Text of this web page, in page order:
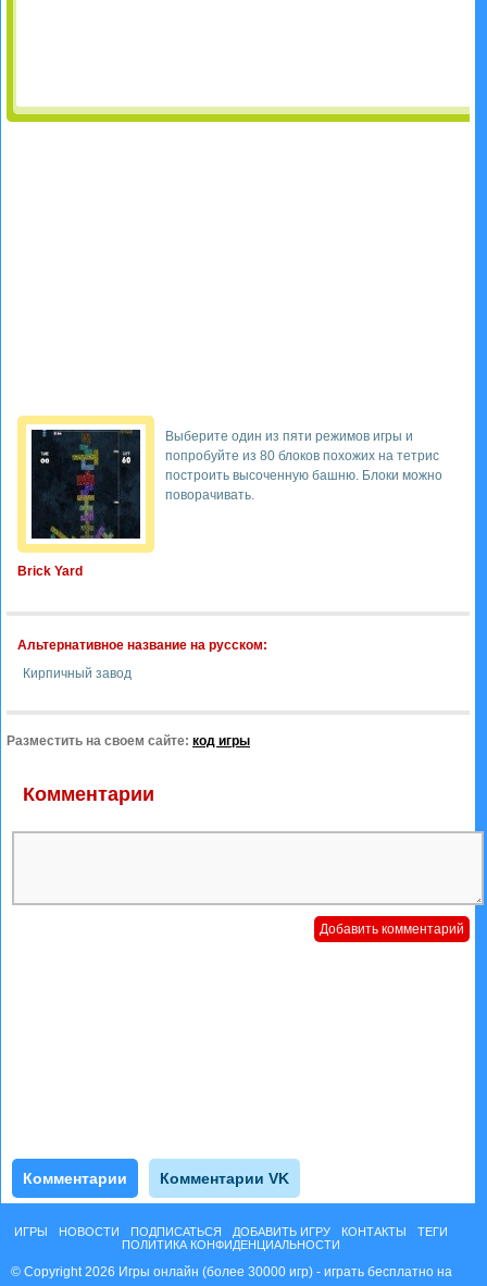
Brick Yard
Выберите один из пяти режимов игры и
попробуйте из 80 блоков похожих на тетрис
построить высоченную башню. Блоки можно
поворачивать.
Альтернативное название на русском:
Кирпичный завод
Разместить на своем сайте: код игры
Комментарии
Комментарии Комментарии VK
ИГРЫ НОВОСТИ ПОДПИСАТЬСЯ ДОБАВИТЬ ИГРУ КОНТАКТЫ
ТЕГИ
ПОЛИТИКА КОНФИДЕНЦИАЛЬНОСТИ
© Copyright 2026 Игры онлайн (более 30000 игр) - играть бесплатно на